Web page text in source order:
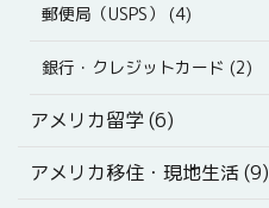
郵便局（USPS） (4)
銀行・クレジットカード (2)
アメリカ留学 (6)
アメリカ移住・現地生活 (9)